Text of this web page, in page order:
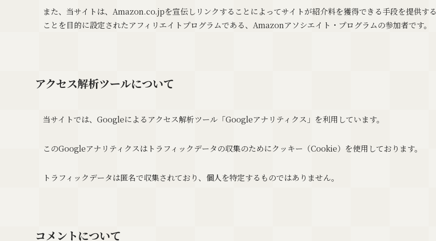
また、当サイトは、Amazon.co.jpを宣伝しリンクすることによってサイトが紹介料を獲得できる手段を提供する
ことを目的に設定されたアフィリエイトプログラムである、Amazonアソシエイト・プログラムの参加者です。
アクセス解析ツールについて
当サイトでは、Googleによるアクセス解析ツール「Googleアナリティクス」を利用しています。
このGoogleアナリティクスはトラフィックデータの収集のためにクッキー（Cookie）を使用しております。
トラフィックデータは匿名で収集されており、個人を特定するものではありません。
コメントについて